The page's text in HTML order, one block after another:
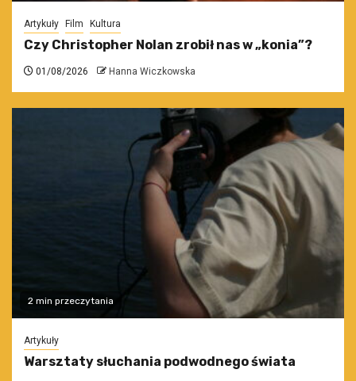
Artykuły Film Kultura
Czy Christopher Nolan zrobił nas w „konia”?
01/08/2026 Hanna Wiczkowska
2 min przeczytania
Artykuły
Warsztaty słuchania podwodnego świata